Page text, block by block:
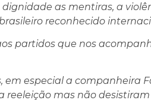
as mentiras, a
reconhecido
partidos que nos
em especial a companheira
reeleição mas não